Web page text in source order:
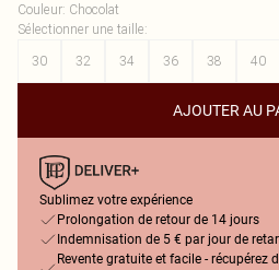
Couleur: Chocolat
Sélectionner une taille:
30
32 34 36 38 40
AJOUTER AU
Sublimez votre expérience
Prolongation de retour de 14 jours
Indemnisation de 5 € par jour de
Revente gratuite et facile - récupérez